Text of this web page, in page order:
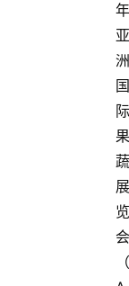
年
亚
洲
国
际
果
蔬
展
览
会
（